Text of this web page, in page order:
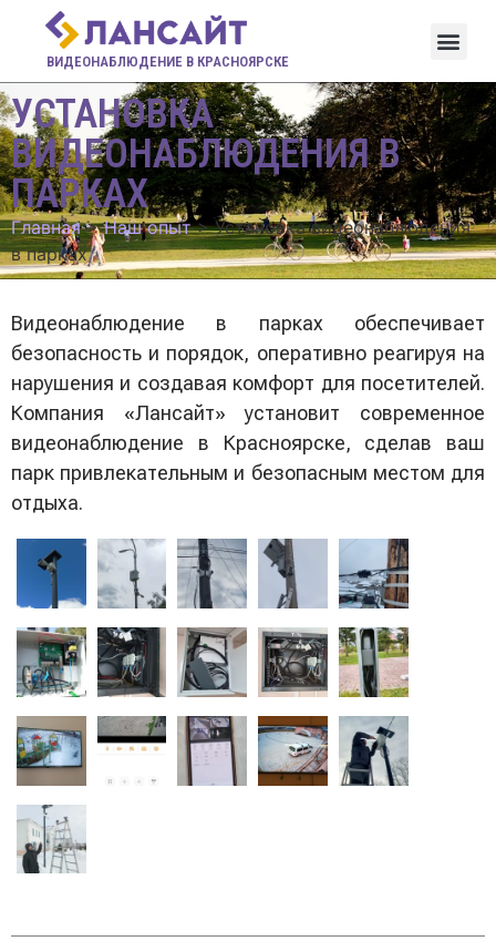
ВИДЕОНАБЛЮДЕНИЕ В КРАСНОЯРСКЕ
УСТАНОВКА
ВИДЕОНАБЛЮДЕНИЯ В
ПАРКАХ
Главная>Наш опыт>Установка видеонаблюдения
в парках
Видеонаблюдение в парках обеспечивает
безопасность и порядок, оперативно реагируя на
нарушения и создавая комфорт для посетителей.
Компания «Лансайт» установит современное
видеонаблюдение в Красноярске, сделав ваш
парк привлекательным и безопасным местом для
отдыха.